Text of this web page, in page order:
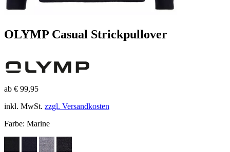
OLYMP Casual Strickpullover
ab € 99,95
inkl. MwSt. zzgl. Versandkosten
Farbe: Marine